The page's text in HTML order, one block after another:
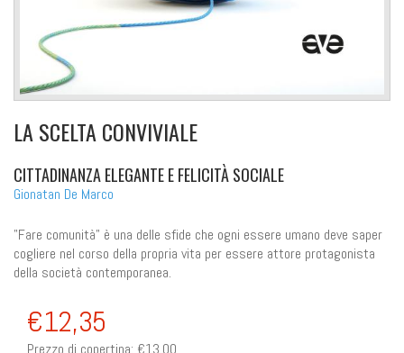
LA SCELTA CONVIVIALE
CITTADINANZA ELEGANTE E FELICITÀ SOCIALE
Gionatan De Marco
"Fare comunità" è una delle sfide che ogni essere umano deve saper
cogliere nel corso della propria vita per essere attore protagonista
della società contemporanea.
€12,35